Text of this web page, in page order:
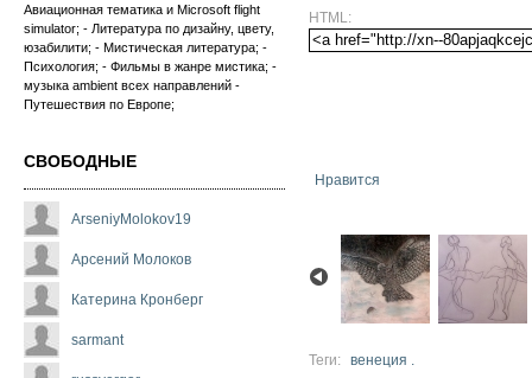
Авиационная тематика и Microsoft flight
simulator; - Литература по дизайну, цвету,
юзабилити; - Мистическая литература; -
Психология; - Фильмы в жанре мистика; -
музыка ambient всех направлений -
Путешествия по Европе;
СВОБОДНЫЕ
ArseniyMolokov19
Арсений Молоков
Катерина Кронберг
sarmant
HTML:
Нравится
Теги: венеция .